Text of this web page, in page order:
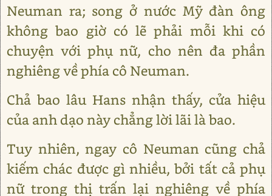
Neuman ra; song ở nước Mỹ đàn ông
không bao giờ có lẽ phải mỗi khi có
chuyện với phụ nữ, cho nên đa phần
nghiêng về phía cô Neuman.
Chả bao lâu Hans nhận thấy, cửa hiệu
của anh dạo này chẳng lời lãi là bao.
Tuy nhiên, ngay cô Neuman cũng chả
kiếm chác được gì nhiều, bởi tất cả phụ
nữ trong thị trấn lại nghiêng về phía